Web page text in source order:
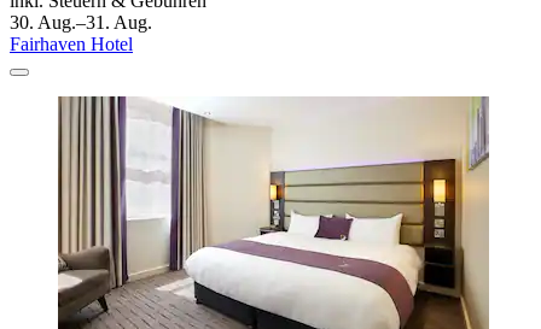
30. Aug.–31. Aug.
Fairhaven Hotel